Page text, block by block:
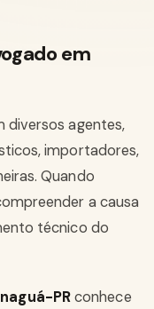
em
diversos agentes,
importadores,
Quando
a causa
técnico do
PRconhece